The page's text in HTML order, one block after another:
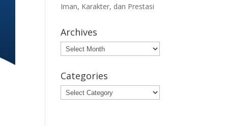
Iman, Karakter, dan Prestasi
Archives
Archives
Categories
Categories